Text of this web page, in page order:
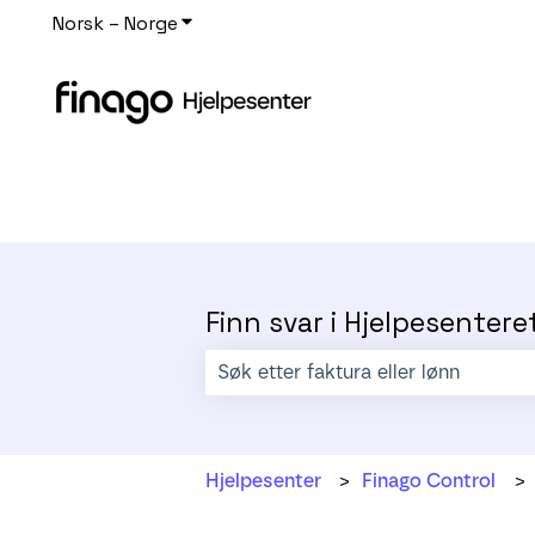
Norsk – NorgeVis undermeny for oversettelser
Finn svar i
Hjelpesenter Finago Control